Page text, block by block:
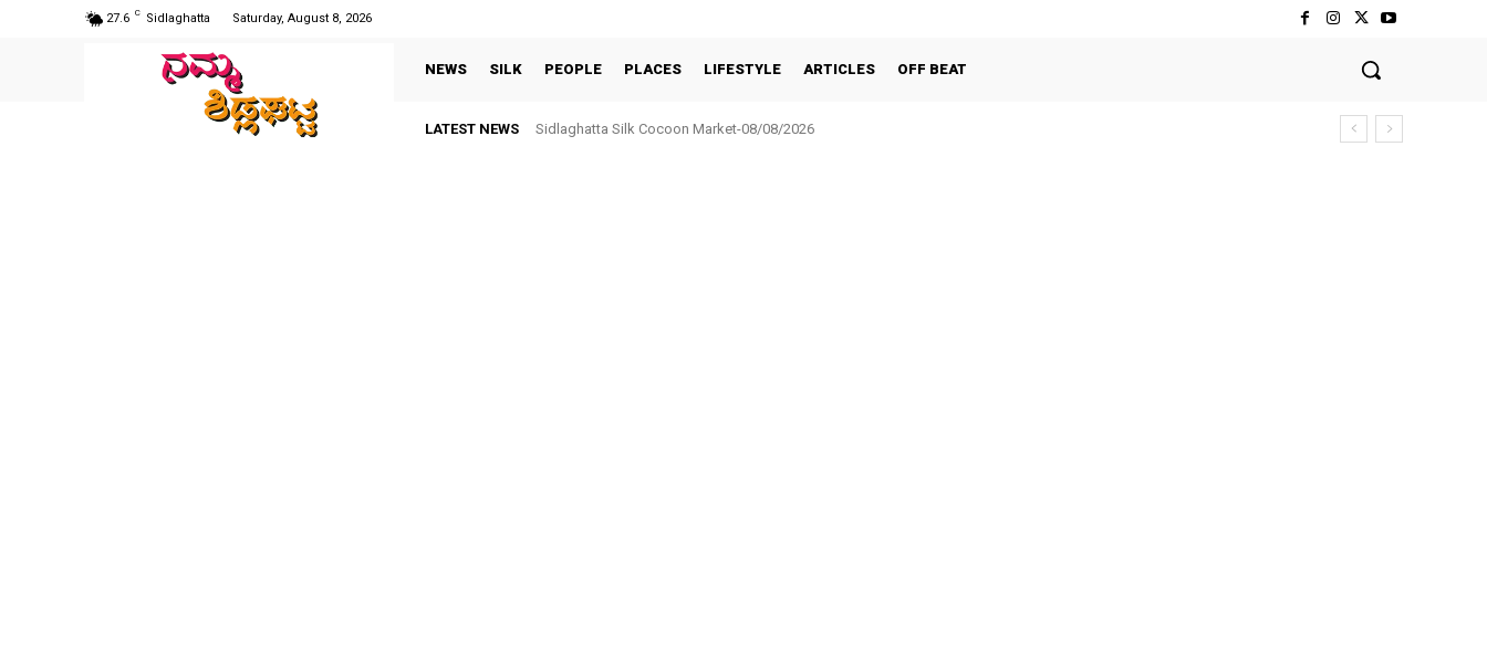
27.6 C Sidlaghatta Saturday, August 8, 2026
NEWS SILK PEOPLE PLACES LIFESTYLE ARTICLES OFF BEAT
LATEST NEWS Sidlaghatta Silk Cocoon Market-08/08/2026
ಸರ್ಕಾರಿ ನೌಕರರ ಸಂಘಕ್ಕೆ ₹5.17 ಲಕ್ಷ ಉಳಿತಾಯ: ವಾರ್ಷಿಕ ಮಹಾಸಭೆಯಲ್ಲಿ ಘೋಷಣೆ